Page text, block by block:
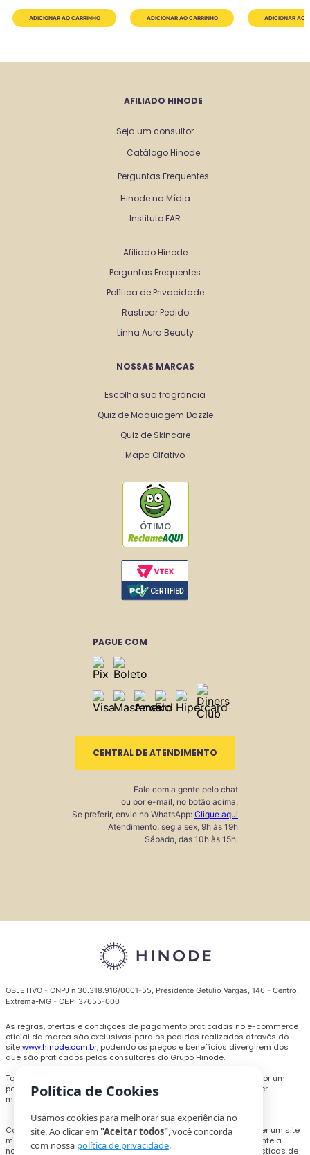
AFILIADO HINODE
Seja um consultor
Catálogo Hinode
Perguntas Frequentes
Hinode na Mídia
Instituto FAR
Afiliado Hinode
Perguntas Frequentes
Política de Privacidade
Rastrear Pedido
Linha Aura Beauty
NOSSAS MARCAS
Escolha sua fragrância
Quiz de Maquiagem Dazzle
Quiz de Skincare
Mapa Olfativo
ÓTIMO
PAGUE COM
CENTRAL DE ATENDIMENTO
Fale com a gente pelo chat
ou por e-mail, no botão acima.
Se preferir, envie no WhatsApp: Clique aqui
Atendimento: seg a sex, 9h às 19h
Sábado, das 10h às 15h.
OBJETIVO - CNPJ n 30.318.916/0001-55, Presidente Getulio Vargas, 146 - Centro,
Extrema-MG - CEP: 37655-000
As regras, ofertas e condições de pagamento praticadas no e-commerce
oficial da marca são exclusivas para os pedidos realizados através do
sitewww.hinode.com.br, podendo os preços e benefícios divergirem dos
que são praticados pelos consultores do Grupo Hinode.
Todas as promoções, descontos e preços são válidos somente por um
período limitado e podem ser alterados ou encerrados a qualquer
momento sem prévio aviso.
Com o objetivo de personalizar a experiência de compra e oferecer um site
melhor, cookies e outras tecnologias poderão ser utilizados durante a
navegação, para coletar informações técnicas e compilar estatísticas de
Política de Cookies
Usamos cookies para melhorar sua experiência no
site. Ao clicar em "Aceitar todos", você concorda
com nossa política de privacidade.